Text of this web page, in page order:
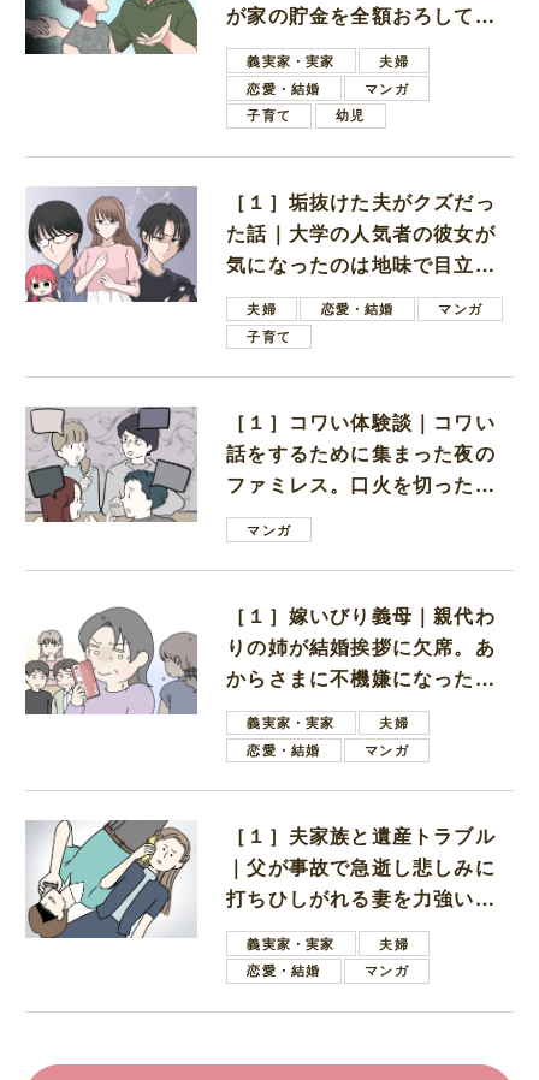
が家の貯金を全額おろしてほ
しいと言ってきた
義実家・実家
夫婦
恋愛・結婚
マンガ
子育て
幼児
［１］垢抜けた夫がクズだっ
た話｜大学の人気者の彼女が
気になったのは地味で目立た
ない男子学生
夫婦 恋愛・結婚
マンガ
子育て
［１］コワい体験談｜コワい
話をするために集まった夜の
ファミレス。口火を切ったの
は電車好きの男の子ママ
マンガ
［１］嫁いびり義母｜親代わ
りの姉が結婚挨拶に欠席。あ
からさまに不機嫌になった義
母義実家・実家
夫婦
恋愛・結婚
マンガ
［１］夫家族と遺産トラブル
｜父が事故で急逝し悲しみに
打ちひしがれる妻を力強い言
葉で励ます夫
義実家・実家
夫婦
恋愛・結婚
マンガ